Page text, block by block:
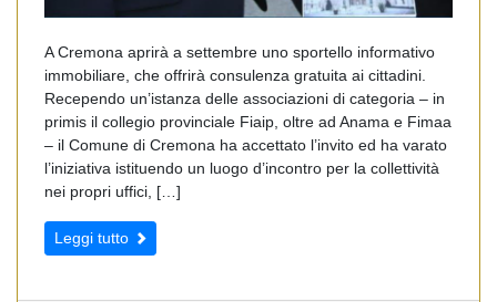
A Cremona aprirà a settembre uno sportello informativo
immobiliare, che offrirà consulenza gratuita ai cittadini.
Recependo un’istanza delle associazioni di categoria – in
primis il collegio provinciale Fiaip, oltre ad Anama e Fimaa
– il Comune di Cremona ha accettato l’invito ed ha varato
l’iniziativa istituendo un luogo d’incontro per la collettività
nei propri uffici, […]
Leggi tutto